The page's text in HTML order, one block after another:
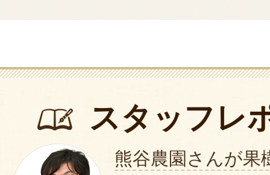
す!
す。先方からの喜びようが伝わっ
い思いです。また来年も楽しみに
暑い時から収穫までのご苦労と丁
ます。今年もありがとうございま
スタッフレ
熊谷農園さんが果